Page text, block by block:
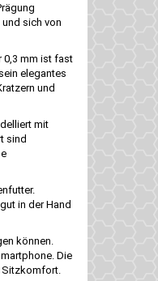
sich von
0,3 mm ist fast
elegantes
und
mit
sind
in der Hand
können.
Die